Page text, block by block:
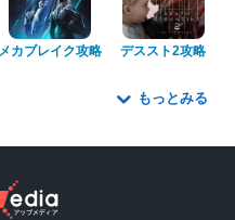
メカブレイク攻略 デススト2攻略
もっとみる